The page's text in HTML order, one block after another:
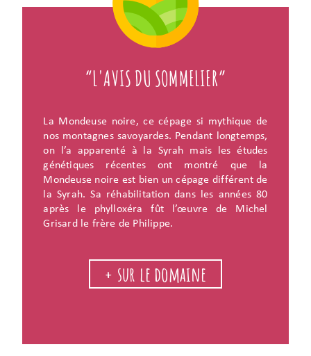
“L'AVIS DU SOMMELIER”
La Mondeuse noire, ce cépage si mythique de
nos montagnes savoyardes. Pendant longtemps,
on l’a apparenté à la Syrah mais les études
génétiques récentes ont montré que la
Mondeuse noire est bien un cépage différent de
la Syrah. Sa réhabilitation dans les années 80
après le phylloxéra fût l’œuvre de Michel
Grisard le frère de Philippe.
+ sur le domaine